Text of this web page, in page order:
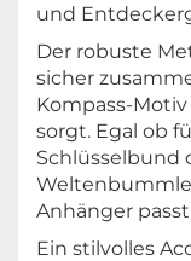
und
Der robuste
sicher
Kompass-
sorgt. Egal ob
Schlüsselbund
Anhänger
Ein stilvolles